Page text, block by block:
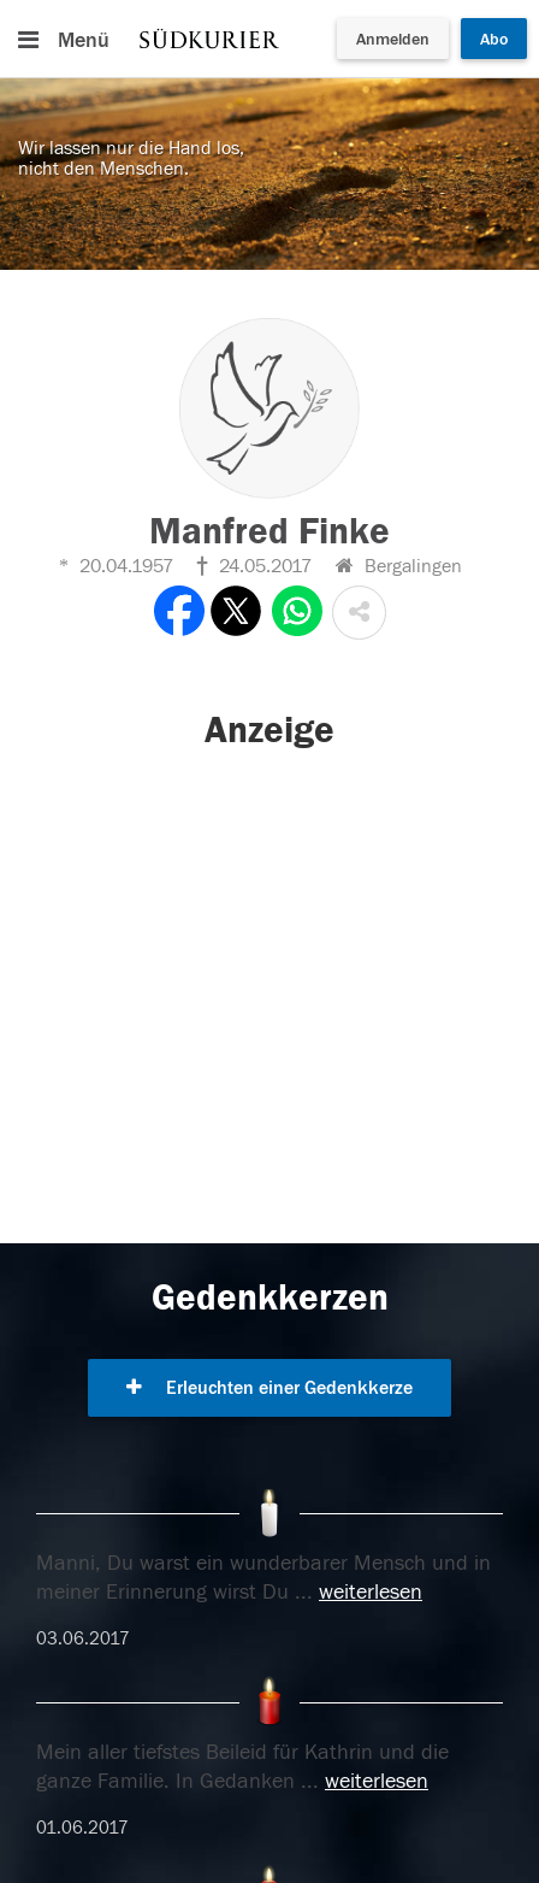
Menü Anmelden Abo
Wir lassen nur die Hand los,
nicht den Menschen.
Manfred Finke
20.04.1957 24.05.2017 Bergalingen
Anzeige
Gedenkkerzen
Erleuchten einer Gedenkkerze
Manni, Du warst ein wunderbarer Mensch und in
meiner Erinnerung wirst Du ... weiterlesen
03.06.2017
Mein aller tiefstes Beileid für Kathrin und die
ganze Familie. In Gedanken ... weiterlesen
01.06.2017